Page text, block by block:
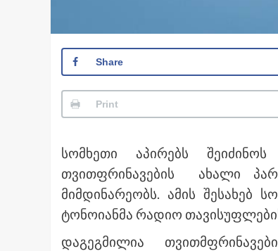
Share
Print
სომხეთი აპირებს შეიძინოს
თვითფრინავების ახალი
მიმდინარეობს. ამის შესახებ
ტონოიანმა რადიო
დაგეგმილია